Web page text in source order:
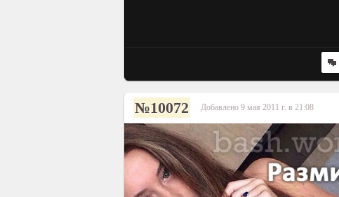
№10072 Добавлено 9 мая 2011 г. в 21:08